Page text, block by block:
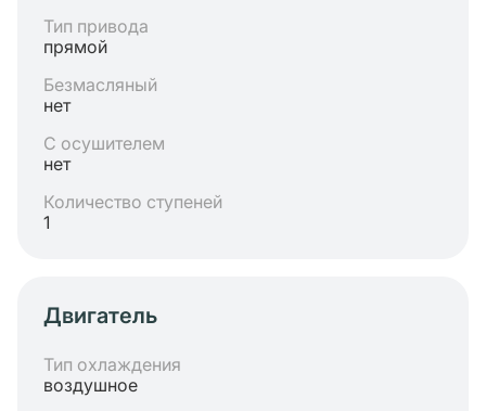
Тип привода
прямой
Безмасляный
нет
С осушителем
нет
Количество ступеней
1
Двигатель
Тип охлаждения
воздушное